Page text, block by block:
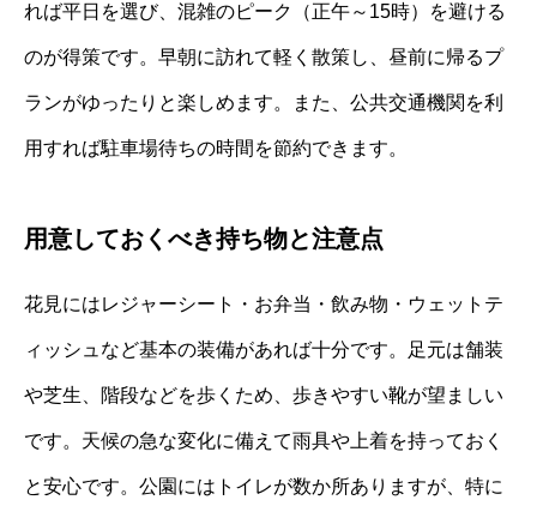
れば平日を選び、混雑のピーク（正午～15時）を避ける
のが得策です。早朝に訪れて軽く散策し、昼前に帰るプ
ランがゆったりと楽しめます。また、公共交通機関を利
用すれば駐車場待ちの時間を節約できます。
用意しておくべき持ち物と注意点
花見にはレジャーシート・お弁当・飲み物・ウェットテ
ィッシュなど基本の装備があれば十分です。足元は舗装
や芝生、階段などを歩くため、歩きやすい靴が望ましい
です。天候の急な変化に備えて雨具や上着を持っておく
と安心です。公園にはトイレが数か所ありますが、特に